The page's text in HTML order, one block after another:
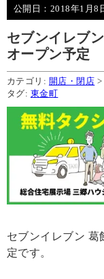
公開日： 2018年1月8
セブンイレブ
オープン予定
カテゴリ: 開店・閉店 >
タグ: 東金町
セブンイレブン 葛
定です。